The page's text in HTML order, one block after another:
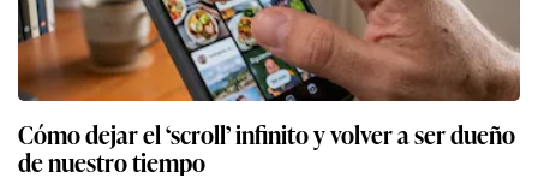
Cómo dejar el ‘scroll’ infinito y volver a ser dueño
de nuestro tiempo